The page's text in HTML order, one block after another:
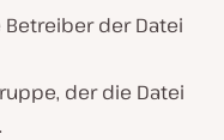
der Datei
der die Datei